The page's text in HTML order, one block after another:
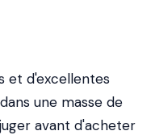
et d'excellentes
une masse de
avant d'acheter